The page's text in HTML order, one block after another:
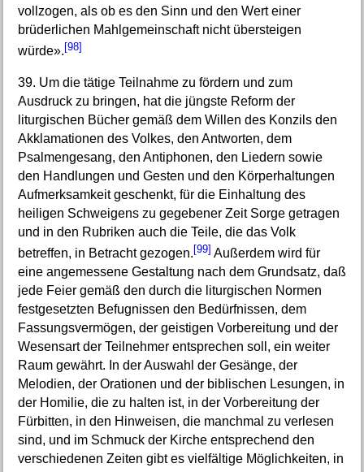
vollzogen, als ob es den Sinn und den Wert einer
brüderlichen Mahlgemeinschaft nicht übersteigen
würde».[98]
39. Um die tätige Teilnahme zu fördern und zum
Ausdruck zu bringen, hat die jüngste Reform der
liturgischen Bücher gemäß dem Willen des Konzils den
Akklamationen des Volkes, den Antworten, dem
Psalmengesang, den Antiphonen, den Liedern sowie
den Handlungen und Gesten und den Körperhaltungen
Aufmerksamkeit geschenkt, für die Einhaltung des
heiligen Schweigens zu gegebener Zeit Sorge getragen
und in den Rubriken auch die Teile, die das Volk
betreffen, in Betracht gezogen. [99] Außerdem wird für
eine angemessene Gestaltung nach dem Grundsatz, daß
jede Feier gemäß den durch die liturgischen Normen
festgesetzten Befugnissen den Bedürfnissen, dem
Fassungsvermögen, der geistigen Vorbereitung und der
Wesensart der Teilnehmer entsprechen soll, ein weiter
Raum gewährt. In der Auswahl der Gesänge, der
Melodien, der Orationen und der biblischen Lesungen, in
der Homilie, die zu halten ist, in der Vorbereitung der
Fürbitten, in den Hinweisen, die manchmal zu verlesen
sind, und im Schmuck der Kirche entsprechend den
verschiedenen Zeiten gibt es vielfältige Möglichkeiten, in